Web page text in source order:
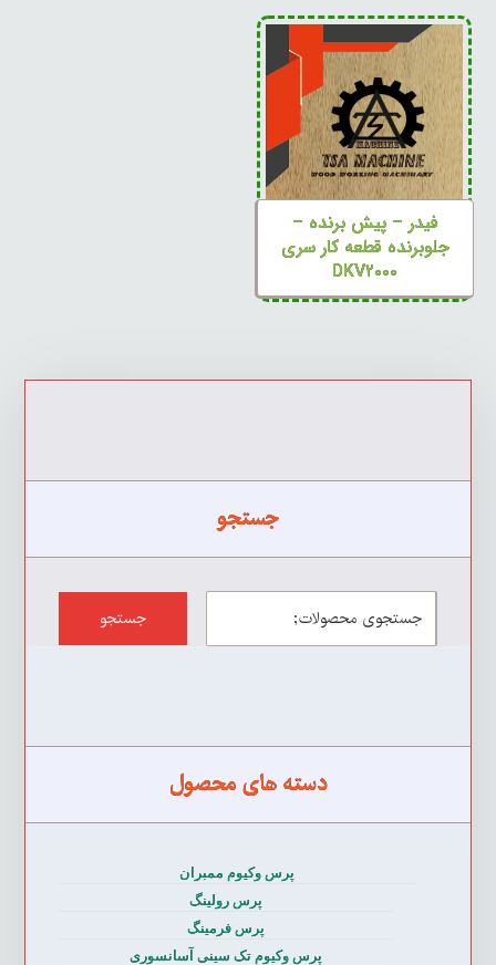
فیدر – پیش برنده –
جلوبرنده قطعه کار سری
DKV۲۰۰۰
جستجو
جستجو
دسته های محصول
پرس وکیوم ممبران
پرس رولینگ
پرس فرمینگ
پرس وکیوم تک سینی آسانسوری